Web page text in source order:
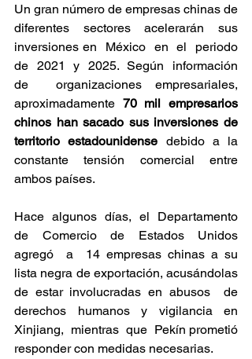
Un gran número de empresas chinas de
diferentes sectores acelerarán sus
inversiones en  México  en  el  periodo
de  2021  y  2025.  Según  información
de  organizaciones empresariales,
aproximadamente 70 mil empresarios
chinos han sacado sus inversiones de
territorio  estadounidense
  debido  a  la
constante  tensión  comercial  entre
ambos países.
Hace  algunos  días,  el  Departamento
de  Comercio  de  Estados  Unidos
agregó  a  14 empresas chinas a su
lista negra de exportación, acusándolas
de estar involucradas en abusos  de
derechos  humanos  y  vigilancia  en
Xinjiang,  mientras  que  Pekín prometió
responder con medidas necesarias.